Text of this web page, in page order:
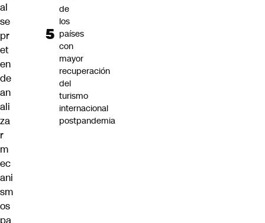
al
se
pr
et
en
de
an
ali
za
r
m
ec
ani
sm
os
pa
de
los
países
con
mayor
recuperación
del
turismo
internacional
postpandemia